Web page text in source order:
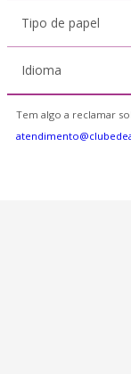
Tipo de papel
Idioma
Tem algo a reclamar